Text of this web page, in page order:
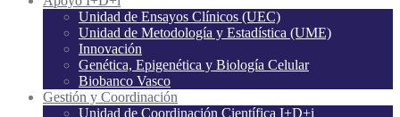
Unidad de Ensayos Clínicos (UEC)
Unidad de Metodología y Estadística (UME)
Innovación
Genética, Epigenética y Biología Celular
Biobanco Vasco
Gestión y Coordinación
Unidad de Coordinación Científica I+D+i